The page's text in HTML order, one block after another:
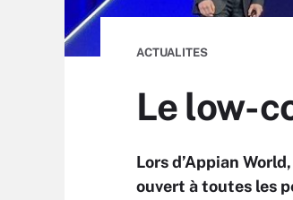
ACTUALITES
Le low-
Lors d’Appian
ouvert à toutes les